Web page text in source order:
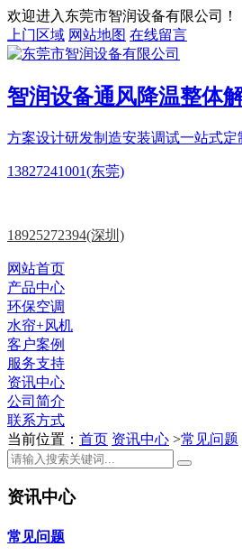
欢迎进入东莞市智润设备有限公司！
上门区域 网站地图 在线留言
智润设备通风降温整体
方案设计研发制造安装调试一站式定
13827241001(东莞)
18925272394(深圳)
网站首页
产品中心
环保空调
水帘+风机
客户案例
服务支持
资讯中心
公司简介
联系方式
当前位置： 首页 资讯中心 >常见问题
资讯中心
常见问题